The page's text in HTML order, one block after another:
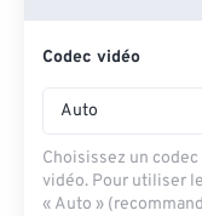
Codec vidéo
Auto
Choisissez un
vidéo. Pour utiliser
« Auto »